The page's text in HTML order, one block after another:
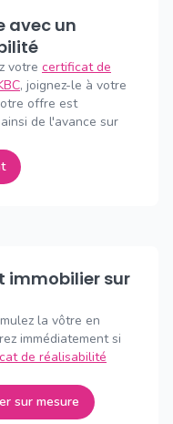
votre certificat de
, joignez-le à votre
offre est
de l'avance sur
la vôtre en
immédiatement si
de réalisabilité
sur mesure